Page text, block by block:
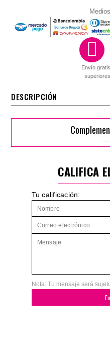
Envío
DESCRIPCIÓN
CALIFICA
Tu calificación:
Nota: Tu mensaje será